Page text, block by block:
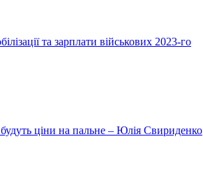
та зарплати військових 2023-го
ціни на пальне – Юлія Свириденко